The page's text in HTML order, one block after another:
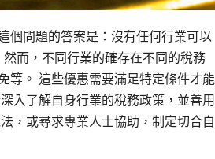
個問題的答案是：沒有任何行業可以
而，不同行業的確存在不同的稅務
等。 這些優惠需要滿足特定條件才能
入了解自身行業的稅務政策，並善用
，或尋求專業人士協助，制定切合自